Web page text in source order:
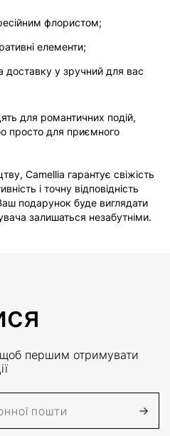
флористом;
елементи;
доставку у зручний для вас
для романтичних подій,
просто для приємного
Camellia гарантує свіжість
і точну відповідність
подарунок буде виглядати
залишаться незабутніми.
першим отримувати